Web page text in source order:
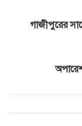
গাজীপুরের